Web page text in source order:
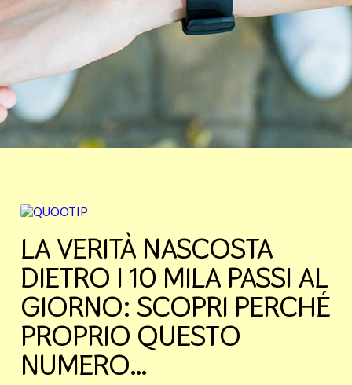
LA VERITÀ NASCOSTA
DIETRO I 10 MILA PASSI AL
GIORNO: SCOPRI PERCHÉ
PROPRIO QUESTO
NUMERO…